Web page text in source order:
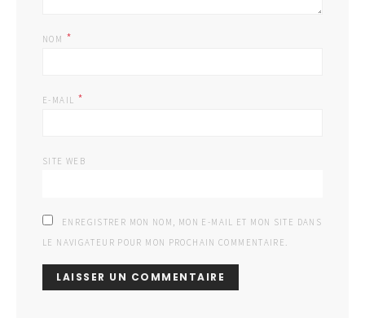
NOM *
E-MAIL *
SITE WEB
ENREGISTRER MON NOM, MON E-MAIL ET MON SITE DANS
LE NAVIGATEUR POUR MON PROCHAIN COMMENTAIRE.